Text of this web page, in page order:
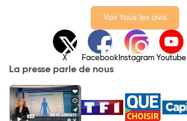
Voir tous les avis
X Facebook Instagram Youtube
La presse parle de nous